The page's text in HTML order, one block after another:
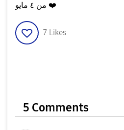
❤️
7 Likes
5 Comments